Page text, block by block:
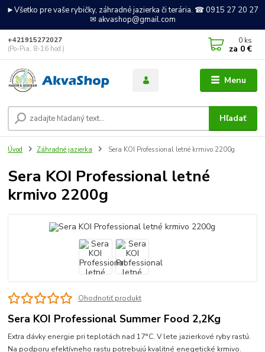
►Všetko pre vaše rybičky, záhradné jazierka či terária. ☎ 0915 27 20 27
✉ akvashop@gmail.com
Menu
Hľadať
+421915272027
(Po-Pia, 8-16 hod.)
0 ks
za 0 €
Úvod Záhradné jazierka Sera KOI Professional letné krmivo 2200g
Sera KOI Professional letné
krmivo 2200g
Ohodnotiť produkt
Sera KOI Professional Summer Food 2,2Kg
Extra dávky energie pri teplotách nad 17°C. V lete jazierkové ryby rastú.
Na podporu efektívneho rastu potrebujú kvalitné enegetické krmivo.